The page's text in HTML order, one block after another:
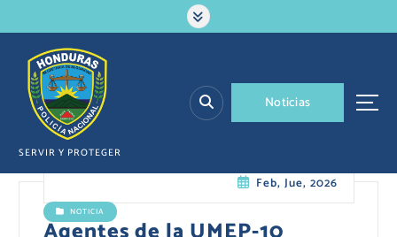
a
SERVIR Y PROTEGER
Noticias
Feb, Jue, 2026
NOTICIA